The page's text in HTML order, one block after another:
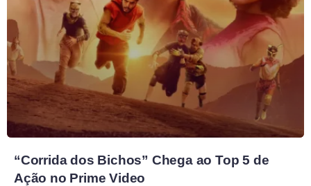
“Corrida dos Bichos” Chega ao Top 5 de
Ação no Prime Video